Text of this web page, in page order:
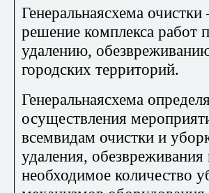
Генеральнаясхема
решение комплекса работ
удалению,
городских территорий.
Генеральнаясхема
осуществления
всемвидам очистки и
удаления,
необходимое количество